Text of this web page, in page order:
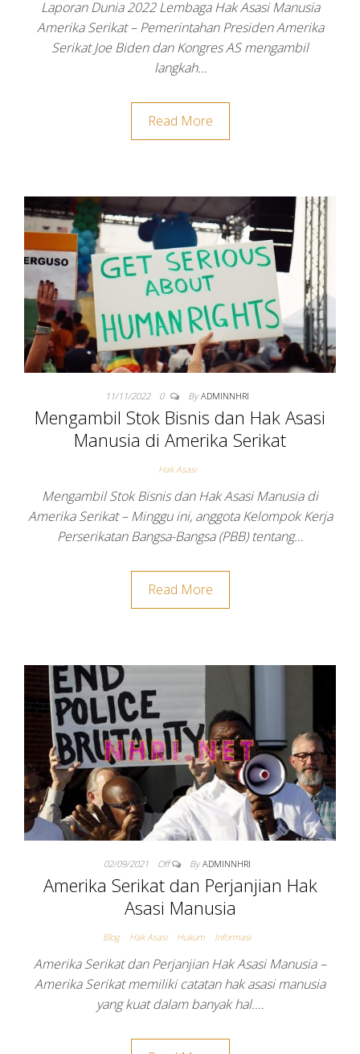
Laporan Dunia 2022 Lembaga Hak Asasi Manusia
Amerika Serikat – Pemerintahan Presiden Amerika
Serikat Joe Biden dan Kongres AS mengambil
langkah…
Read More
11/11/2022 0 By ADMINNHRI
Mengambil Stok Bisnis dan Hak Asasi
Manusia di Amerika Serikat
Hak Asasi
Mengambil Stok Bisnis dan Hak Asasi Manusia di
Amerika Serikat – Minggu ini, anggota Kelompok Kerja
Perserikatan Bangsa-Bangsa (PBB) tentang…
Read More
02/09/2021 Off By ADMINNHRI
Amerika Serikat dan Perjanjian Hak
Asasi Manusia
Blog Hak Asasi Hukum Informasi
Amerika Serikat dan Perjanjian Hak Asasi Manusia –
Amerika Serikat memiliki catatan hak asasi manusia
yang kuat dalam banyak hal.…